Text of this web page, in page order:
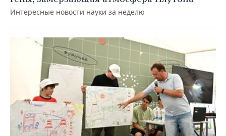
Интересные новости науки за неделю